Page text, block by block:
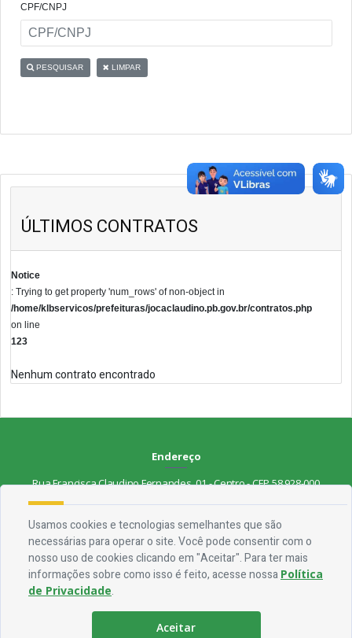
CPF/CNPJ
PESQUISAR LIMPAR
ÚLTIMOS CONTRATOS
Notice
: Trying to get property 'num_rows' of non-object in
/home/klbservicos/prefeituras/jocaclaudino.pb.gov.br/contratos.php
on line
123
Nenhum contrato encontrado
Endereço
Rua Francisca Claudino Fernandes, 01 - Centro - CEP 58.928-000
Contato
Telefone:(83) 3563-1075
Email:ouvidoria@jocaclaudino.pb.gov.br
De segunda à sexta, das 08h às 13h
Usamos cookies e tecnologias semelhantes que são
necessárias para operar o site. Você pode consentir com o
nosso uso de cookies clicando em "Aceitar". Para ter mais
informações sobre como isso é feito, acesse nossa Política
de Privacidade.
Aceitar